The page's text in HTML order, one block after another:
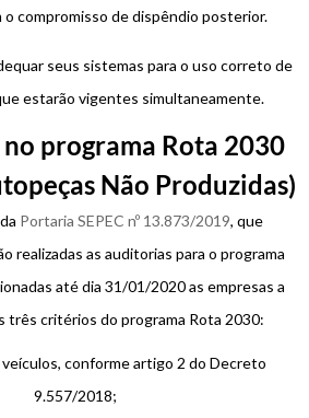
o compromisso de dispêndio posterior.
seus sistemas para o uso correto de
estarão vigentes simultaneamente.
programa Rota 2030
Não Produzidas)
Portaria SEPEC nº 13.873/2019, que
realizadas as auditorias para o programa
até dia 31/01/2020 as empresas a
três critérios do programa Rota 2030:
conforme artigo 2 do Decreto
9.557/2018;